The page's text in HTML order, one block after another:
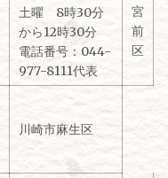
土曜 8時30分
から12時30分
電話番号：044-
977-8111代表
宮
前
区
川崎市麻生区